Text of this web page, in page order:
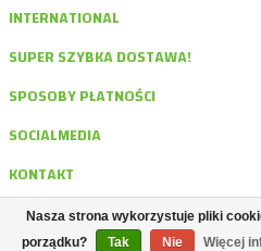
INTERNATIONAL
SUPER SZYBKA DOSTAWA!
SPOSOBY PŁATNOŚCI
SOCIALMEDIA
KONTAKT
© DRD
Nasza strona wykorzystuje pliki
porządku?
Tak Nie Więcej